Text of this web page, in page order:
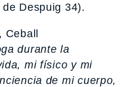
Despuig 34).
Ceball
durante la
mi físico y mi
de mi cuerpo,